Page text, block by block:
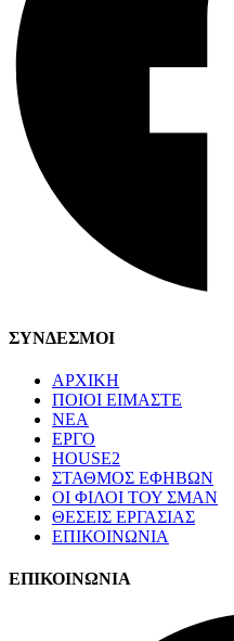
ΣΥΝΔΕΣΜΟΙ
ΑΡΧΙΚΗ
ΠΟΙΟΙ ΕΙΜΑΣΤΕ
ΝΕΑ
ΕΡΓΟ
HOUSE2
ΣΤΑΘΜΟΣ ΕΦΗΒΩΝ
ΟΙ ΦΙΛΟΙ ΤΟΥ ΣΜΑΝ
ΘΕΣΕΙΣ ΕΡΓΑΣΙΑΣ
ΕΠΙΚΟΙΝΩΝΙΑ
ΕΠΙΚΟΙΝΩΝΙΑ